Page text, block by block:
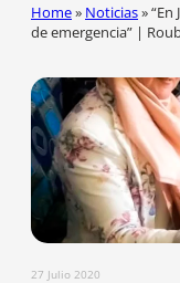
Home» Noticias»“En
de emergencia” |
27 Julio 2020